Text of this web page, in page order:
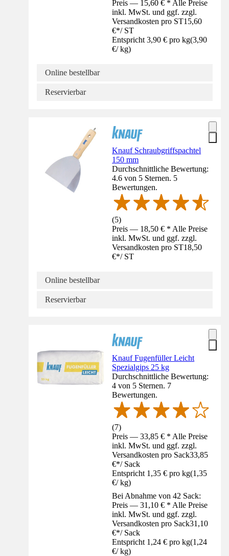
Preis — 15,60 € * Alle Preise
inkl. MwSt. und ggf. zzgl.
Versandkosten pro ST15,60
€*/ ST
Entspricht 3,90 € pro kg(3,90
€/ kg)
Online bestellbar
Reservierbar
Knauf Schraubgriffspachtel
150 mm
Durchschnittliche Bewertung:
4.6 von 5 Sternen. 5
Bewertungen.
(5)
Preis — 18,50 € * Alle Preise
inkl. MwSt. und ggf. zzgl.
Versandkosten pro ST18,50
€*/ ST
Online bestellbar
Reservierbar
Knauf Fugenfüller Leicht
Spezialgips 25 kg
Durchschnittliche Bewertung:
4 von 5 Sternen. 7
Bewertungen.
(7)
Preis — 33,85 € * Alle Preise
inkl. MwSt. und ggf. zzgl.
Versandkosten pro Sack33,85
€*/ Sack
Entspricht 1,35 € pro kg(1,35
€/ kg)
Bei Abnahme von 42 Sack:
Preis — 31,10 € * Alle Preise
inkl. MwSt. und ggf. zzgl.
Versandkosten pro Sack31,10
€*/ Sack
Entspricht 1,24 € pro kg(1,24
€/ kg)